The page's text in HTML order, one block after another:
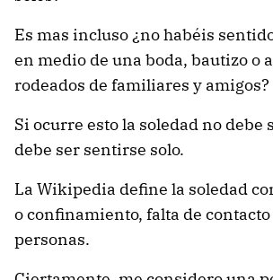
Es mas incluso ¿no habéis
en medio de una boda, bautizo o
rodeados de familiares y amigos?
Si ocurre esto la soledad no debe
debe ser sentirse solo.
La Wikipedia define la soledad
o confinamiento, falta de
personas.